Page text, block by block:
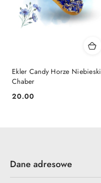
Ekler Candy Horze Niebieski
Chaber
Cena:
20.00
Dane adresowe